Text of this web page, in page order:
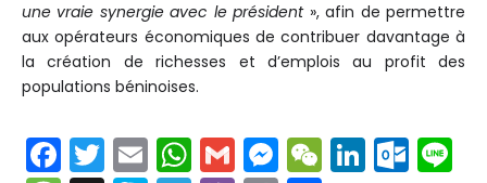
une vraie synergie avec le président », afin de permettre
aux opérateurs économiques de contribuer davantage à
la création de richesses et d’emplois au profit des
populations béninoises.
F T E W G M W Li O